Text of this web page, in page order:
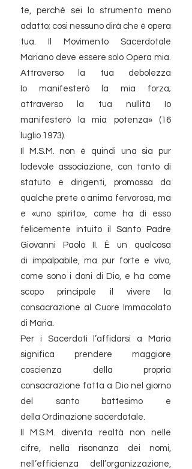
te, perché sei lo strumento meno
adatto; cosi nessuno dirà che è opera
tua. Il Movimento Sacerdotale
Mariano deve essere solo Opera mia.
Attraverso la tua debolezza
Io manifesterò la mia forza;
attraverso la tua nullità Io
manifesterò la mia potenza» (16
luglio 1973).
​Il M.S.M. non è quindi una sia pur
lodevole associazione, con tanto di
statuto e dirigenti, promossa da
qualche prete o anima fervorosa, ma
e «uno spirito», come ha di esso
felicemente intuito il Santo Padre
Giovanni Paolo II. È un qualcosa
di impalpabile, ma pur forte e vivo,
come sono i doni di Dio, e ha come
scopo principale il vivere la
consacrazione al Cuore Immacolato
di Maria.
Per i Sacerdoti l’affidarsi a Maria
significa prendere maggiore
coscienza della propria
consacrazione fatta a Dio nel giorno
del santo battesimo e
della Ordinazione sacerdotale.
​Il M.S.M. diventa realtà non nelle
cifre, nella risonanza dei nomi,
nell’efficienza dell’organizzazione,